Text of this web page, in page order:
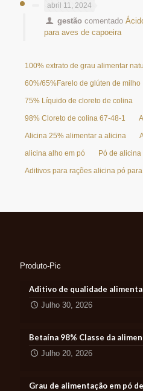
abril 11, 2024
gestão comentado
para aves de capoeira
100% extrato de grau alimentar
60%/65%Farelo de glúten de milho
75% Líquido de cloreto de colina
98% Cloreto de colina 67-48-1
Alicina 25% alimentar a alicina
alicina alho em pó Pó de alicina
Aditivos para rações alicina pó
Produto-Pic
Aditivo de qualidade
Julho 30, 2026
Betaína 98% Classe da
Julho 20, 2026
Grau de alimentação em pó